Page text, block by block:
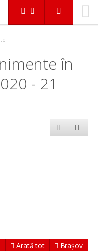
în
- 21
Arată tot Brașov